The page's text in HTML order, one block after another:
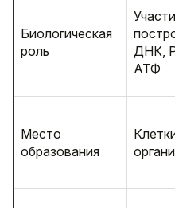
Биологическая
роль
ДНК,
АТФ
Место
образования